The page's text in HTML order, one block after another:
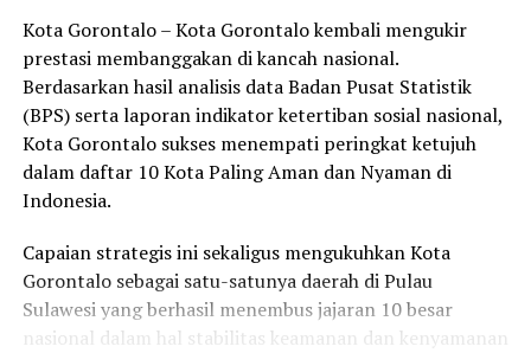
apalagi yang dipicu oleh minuman keras. Kami juga
mengimbau masyarakat agar menjauhi miras dan
menyelesaikan masalah secara damai,” tegas AKP Akmal.
Ia turut mengapresiasi kecepatan keluarga korban
dalam melapor, sehingga situasi tidak berkembang lebih
jauh dan dapat dikendalikan aparat kepolisian.
RELATED TOPICS: DUMBO RAYA
PELAKU PENGANIYAYAAN
PENGEROYOKAN
TERBARU
Kota Gorontalo – Kota Gorontalo kembali mengukir
prestasi membanggakan di kancah nasional.
Berdasarkan hasil analisis data Badan Pusat Statistik
(BPS) serta laporan indikator ketertiban sosial nasional,
Kota Gorontalo sukses menempati peringkat ketujuh
dalam daftar 10 Kota Paling Aman dan Nyaman di
Indonesia.
Capaian strategis ini sekaligus mengukuhkan Kota
Gorontalo sebagai satu-satunya daerah di Pulau
Sulawesi yang berhasil menembus jajaran 10 besar
nasional dalam hal stabilitas keamanan dan kenyamanan